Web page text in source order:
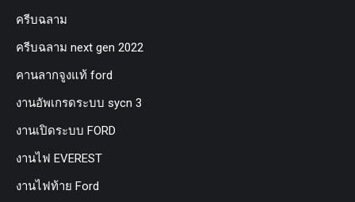
ครีบฉลาม
ครีบฉลาม next gen 2022
คานลากจูงแท้ ford
งานอัพเกรดระบบ sycn 3
งานเปิดระบบ FORD
งานไฟ EVEREST
งานไฟท้าย Ford